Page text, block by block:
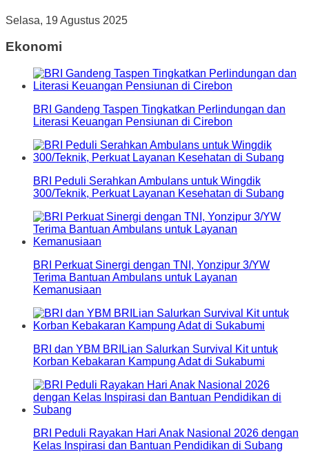
Selasa, 19 Agustus 2025
Ekonomi
BRI Gandeng Taspen Tingkatkan Perlindungan dan
Literasi Keuangan Pensiunan di Cirebon
BRI Peduli Serahkan Ambulans untuk Wingdik
300/Teknik, Perkuat Layanan Kesehatan di Subang
BRI Perkuat Sinergi dengan TNI, Yonzipur 3/YW
Terima Bantuan Ambulans untuk Layanan
Kemanusiaan
BRI dan YBM BRILian Salurkan Survival Kit untuk
Korban Kebakaran Kampung Adat di Sukabumi
BRI Peduli Rayakan Hari Anak Nasional 2026 dengan
Kelas Inspirasi dan Bantuan Pendidikan di Subang